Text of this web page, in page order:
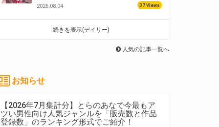
2026.08.04 37 Views
続きを表示(デイリー)
人気の記事一覧へ
お知らせ
【2026年7月集計分】とらのあなで今最もア
ツい男性向け人気ジャンルを「販売数と作品
登録数」のランキング形式でご紹介！